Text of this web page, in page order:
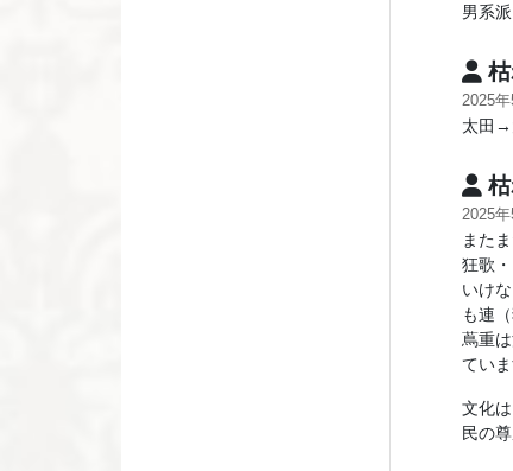
男系
2025
太田→
2025
また
狂歌
いけ
も連
蔦重
てい
文化
民の